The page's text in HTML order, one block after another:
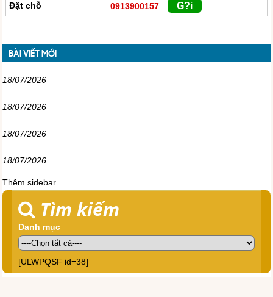
Đặt chỗ
0913900157 G?i
BÀI VIẾT MỚI
18/07/2026
18/07/2026
18/07/2026
18/07/2026
Thêm sidebar
Tìm kiếm
Danh mục
[ULWPQSF id=38]